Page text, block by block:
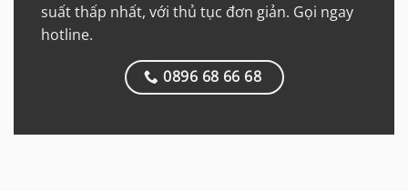
suất thấp nhất, với thủ tục đơn giản. Gọi ngay
hotline.
0896 68 66 68